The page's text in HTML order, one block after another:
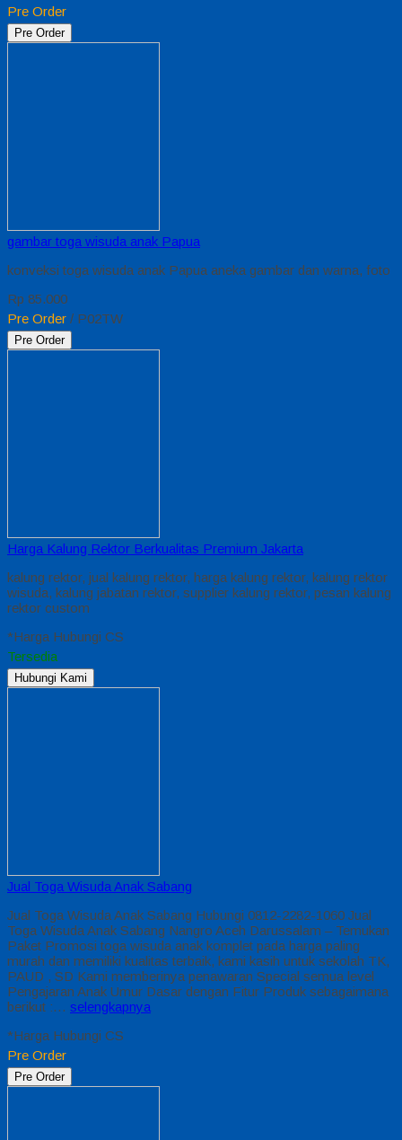
Pre Order
Pre Order
gambar toga wisuda anak Papua
konveksi toga wisuda anak Papua aneka gambar dan warna, foto
Rp 85.000
Pre Order / P02TW
Pre Order
Harga Kalung Rektor Berkualitas Premium Jakarta
kalung rektor, jual kalung rektor, harga kalung rektor, kalung rektor
wisuda, kalung jabatan rektor, supplier kalung rektor, pesan kalung
rektor custom
*Harga Hubungi CS
Tersedia
Hubungi Kami
Jual Toga Wisuda Anak Sabang
Jual Toga Wisuda Anak Sabang Hubungi 0812-2282-1060 Jual
Toga Wisuda Anak Sabang Nangro Aceh Darussalam – Temukan
Paket Promosi toga wisuda anak komplet pada harga paling
murah dan memiliki kualitas terbaik, kami kasih untuk sekolah TK,
PAUD , SD Kami memberinya penawaran Special semua level
Pengajaran Anak Umur Dasar dengan Fitur Produk sebagaimana
berikut :… selengkapnya
*Harga Hubungi CS
Pre Order
Pre Order